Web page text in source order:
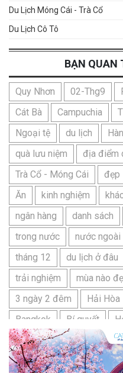
Du Lịch Móng Cái - Trà Cổ
Du Lịch Cô Tô
BẠN QUAN
Quy Nhơn 02-Thg9
Cát Bà
Campuchia
Ngoại tệ
du lịch
quà lưu niệm
địa điểm
Trà Cổ - Móng Cái
đẹp
Ăn
kinh nghiệm
ngân hàng
danh sách
trong nước
nước ngoài
tháng 12
du lịch ở đâu
trải nghiệm
mùa nào
3 ngày 2 đêm
Hải Hòa
Bangkok
Bí quyết
Nhật Bản
du lịch sầm
bãi tắm sấm sơn
đặc